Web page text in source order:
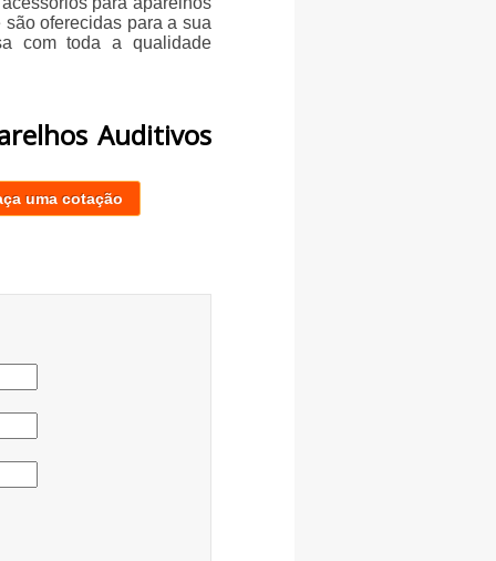
oferecidas para a sua
com toda a qualidade
Auditivos
uma cotação